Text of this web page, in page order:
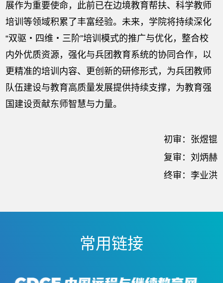
展作为重要使命，此前已在边境教育帮扶、科学教师
培训等领域积累了丰富经验。未来，学院将持续深化
“双驱・四维・三阶”培训模式的推广与优化，整合校
内外优质资源，强化与兵团教育系统的协同合作，以
更精准的培训内容、更创新的研修形式，为兵团教师
队伍建设与教育高质量发展提供持续支撑，为教育强
国建设贡献东师智慧与力量。
初审：张煜锟
复审：刘炳赫
终审：李业洪
常用链接